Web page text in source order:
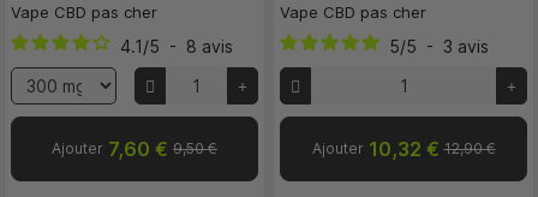
Vape CBD pas cher
4.1/5 - 8 avis
Ajouter 7,60 € 9,50 €
Vape CBD pas cher
5/5 - 3 avis
Ajouter 10,32 € 12,90 €